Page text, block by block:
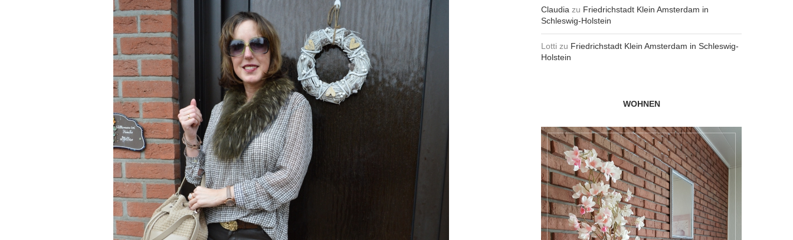
Claudia zu Friedrichstadt Klein Amsterdam in
Schleswig-Holstein
Lotti zu Friedrichstadt Klein Amsterdam in Schleswig-
Holstein
WOHNEN